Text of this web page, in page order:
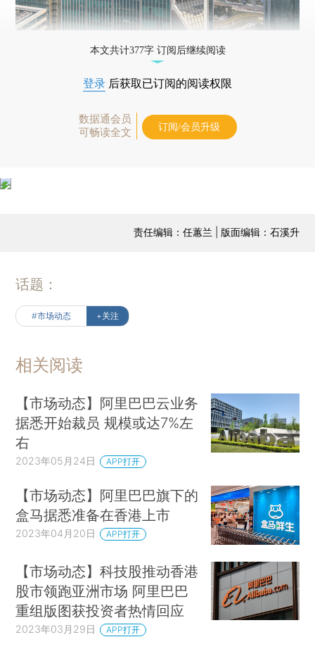
本文共计377字 订阅后继续阅读
登录 后获取已订阅的阅读权限
数据通会员
可畅读全文
订阅/会员升级
责任编辑：任蕙兰 | 版面编辑：石溪升
话题：
#市场动态 +关注
相关阅读
【市场动态】阿里巴巴云业务
据悉开始裁员 规模或达7%左
右
2023年05月24日 APP打开
【市场动态】阿里巴巴旗下的
盒马据悉准备在香港上市
2023年04月20日 APP打开
【市场动态】科技股推动香港
股市领跑亚洲市场 阿里巴巴
重组版图获投资者热情回应
2023年03月29日 APP打开